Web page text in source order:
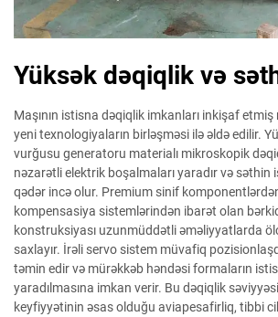
Yüksək dəqiqlik və
Maşının istisna dəqiqlik imkanları inkişaf
yeni texnologiyaların birləşməsi ilə əldə edilir.
vurğusu generatoru materialı mikroskopik
nəzarətli elektrik boşalmaları yaradır və səthin
qədər incə olur. Premium sinif
kompensasiya sistemlərindən ibarət olan
konstruksiyası uzunmüddətli əməliyyatlarda
saxlayır. İrəli servo sistem müvafiq
təmin edir və mürəkkəb həndəsi formaların
yaradılmasına imkan verir. Bu dəqiqlik
keyfiyyətinin əsas olduğu aviapesafirliq, tibbi